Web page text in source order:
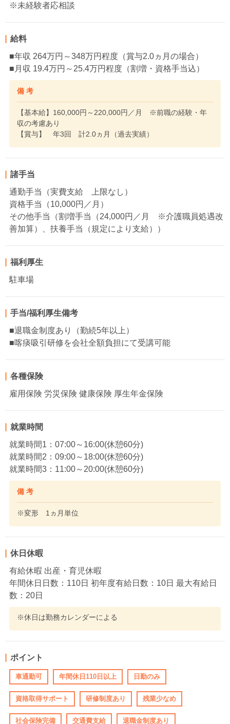
※未経験者応相談
給料
■年収 264万円～348万円程度（賞与2.0ヵ月の場合）
■月収 19.4万円～25.4万円程度（割増・資格手当込）
備 考
【基本給】160,000円～220,000円／月 ※前職の経験・年
収の考慮あり
【賞与】 年3回 計2.0ヵ月（過去実績）
諸手当
通勤手当（実費支給 上限なし）
資格手当（10,000円／月）
その他手当（割増手当（24,000円／月 ※介護職員処遇改
善加算）、扶養手当（規定により支給））
福利厚生
駐車場
手当/福利厚生備考
■退職金制度あり（勤続5年以上）
■喀痰吸引研修を会社全額負担にて受講可能
各種保険
雇用保険 労災保険 健康保険 厚生年金保険
就業時間
就業時間1：07:00～16:00(休憩60分)
就業時間2：09:00～18:00(休憩60分)
就業時間3：11:00～20:00(休憩60分)
備 考
※変形 1ヵ月単位
休日休暇
有給休暇 出産・育児休暇
年間休日日数：110日 初年度有給日数：10日 最大有給日
数：20日
※休日は勤務カレンダーによる
ポイント
車通勤可 年間休日110日以上 日勤のみ
資格取得サポート 研修制度あり 残業少なめ
社会保険完備 交通費支給 退職金制度あり